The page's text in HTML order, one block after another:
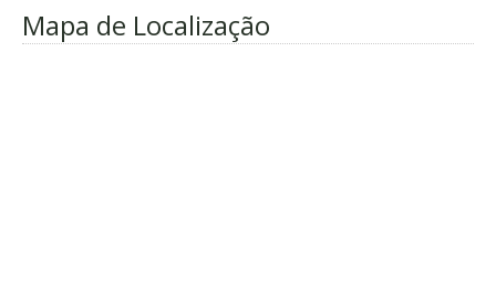
Mapa de Localização